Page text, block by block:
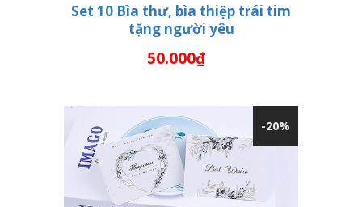
Set 10 Bìa thư, bìa thiệp trái tim
tặng người yêu
50.000₫
-20%